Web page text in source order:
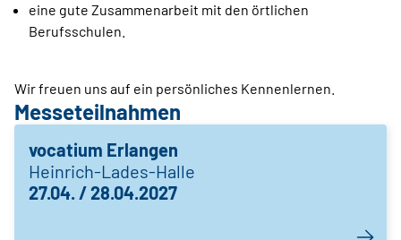
eine gute Zusammenarbeit mit den örtlichen
Berufsschulen.
Wir freuen uns auf ein persönliches Kennenlernen.
Messeteilnahmen
vocatium Erlangen
Heinrich-Lades-Halle
27.04. / 28.04.2027